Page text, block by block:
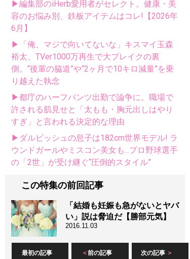
▶編集部のiHerb愛用者がセレクト。健康・美
容のお悩み別、鉄板アイテムはコレ!【2026年
6月】
▶「俺、マジで向いてないな」キスマイ玉森
裕太、TVer1000万再生で大ブレイクの裏
側。“後輩の脇道”や“2ヶ月で10キロ減量”を乗
り越えた執念
▶都庁のハーフパンツ出勤で論争に。職場で
許される肌見せと「太もも・胸元出しはやり
すぎ」と言われる決定的な理由
▶ダルビッシュの息子は182cm世界モデル! ラ
ウンドガールやミスコン美女も...プロ野球選手
の「2世」が受け継ぐ“圧倒的スタイル”
この特集の前回記事
「結婚も妊娠も急がないとヤバ
い」説は脅迫だ【勝部元気】
2016.11.03
最初の記事 前の記事 次の記事